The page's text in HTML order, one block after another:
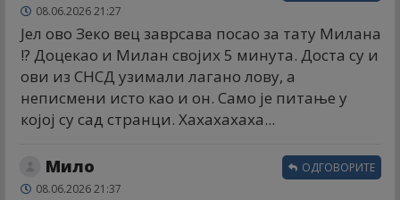
08.06.2026 21:27
Јел ово Зеко вец заврсава посао за тату Милана
!? Доцекао и Милан својих 5 минута. Доста су и
ови из СНСД узимали лагано лову, а
неписмени исто као и он. Само је питање у
којој су сад странци. Хахахахаха...
Мило
08.06.2026 21:37
ОДГОВОРИТЕ